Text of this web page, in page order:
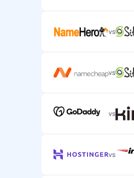
vs
vs
vs
vs